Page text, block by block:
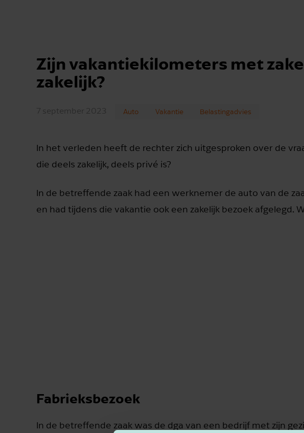
Zijn vakantiekilometers met
zakelijk?
7 september 2023 Auto Vakantie Belastingadvies
In het verleden heeft de rechter zich uitgesproken over de
die deels zakelijk, deels privé is?
In de betreffende zaak had een werknemer de auto van de
en had tijdens die vakantie ook een zakelijk bezoek afgelegd.
Fabrieksbezoek
In de betreffende zaak was de dga van een bedrijf met zijn